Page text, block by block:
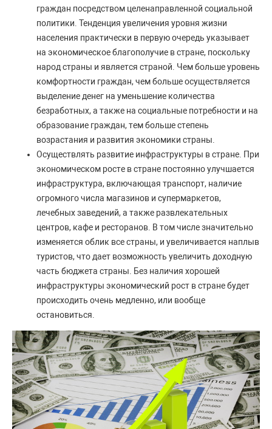
граждан посредством целенаправленной социальной
политики. Тенденция увеличения уровня жизни
населения практически в первую очередь указывает
на экономическое благополучие в стране, поскольку
народ страны и является страной. Чем больше уровень
комфортности граждан, чем больше осуществляется
выделение денег на уменьшение количества
безработных, а также на социальные потребности и на
образование граждан, тем больше степень
возрастания и развития экономики страны.
Осуществлять развитие инфраструктуры в стране. При
экономическом росте в стране постоянно улучшается
инфраструктура, включающая транспорт, наличие
огромного числа магазинов и супермаркетов,
лечебных заведений, а также развлекательных
центров, кафе и ресторанов. В том числе значительно
изменяется облик все страны, и увеличивается наплыв
туристов, что дает возможность увеличить доходную
часть бюджета страны. Без наличия хорошей
инфраструктуры экономический рост в стране будет
происходить очень медленно, или вообще
остановиться.